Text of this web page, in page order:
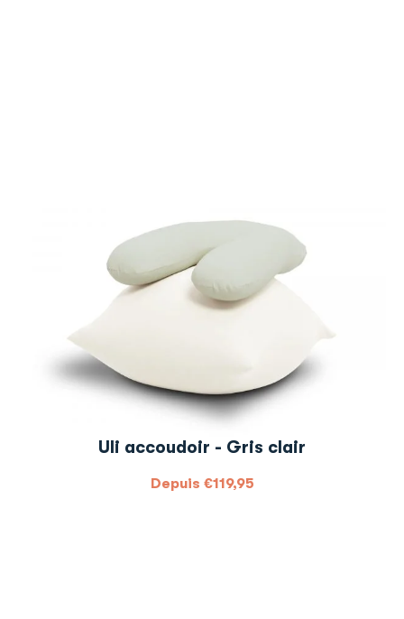
Uli accoudoir - Gris clair
Depuis €119,95